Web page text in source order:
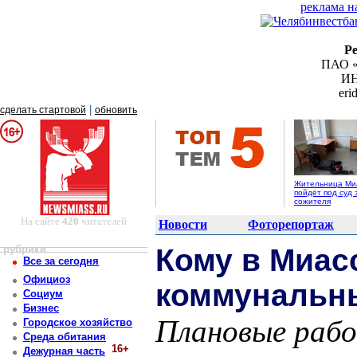
реклама
ПАО
сделать стартовой обновить
Жительница
пойдёт под суд
сожителя
На сайте 420 читателей Новости Фоторепортаж
рубрики
Все за сегодня
Официоз
Социум
Бизнес
Городское хозяйство
Среда обитания
Дежурная часть 16+
Кому в
Плановые